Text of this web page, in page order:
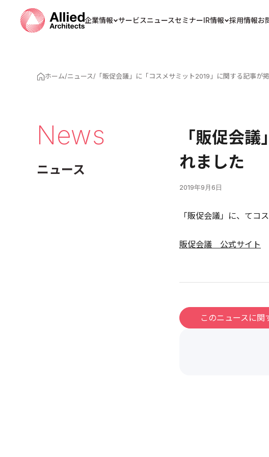
企業情報 サービスニュースセミナーIR情報 採用情報お
ホーム/ニュース/ 「販促会議」に「コスメサミット2019」に関する記事が
News
ニュース
「販促会
れました
2019年9月6日
「販促会議」に、てコ
販促会議 公式サイト
このニュースに関